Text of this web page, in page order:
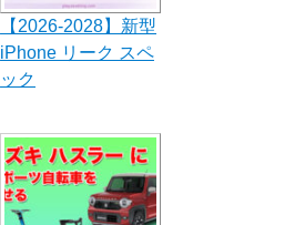
【2026-2028】新型
iPhone リーク スペ
ック